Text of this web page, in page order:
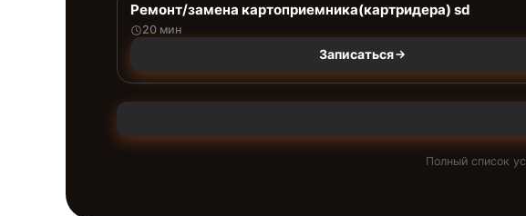
Ремонт/замена картоприемника(картридера) sd
20 мин
Записаться
Полный список